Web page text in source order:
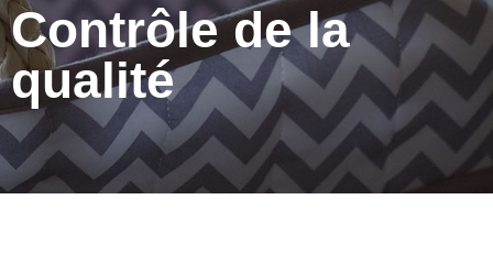
Contrôle de la
qualité